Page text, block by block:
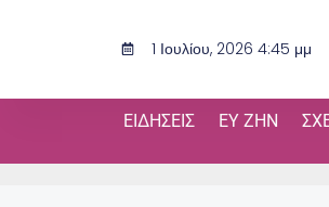
1 Ιουλίου, 2026 4:45 μμ
ΕΙΔΉΣΕΙΣ ΕΥ ΖΗΝ